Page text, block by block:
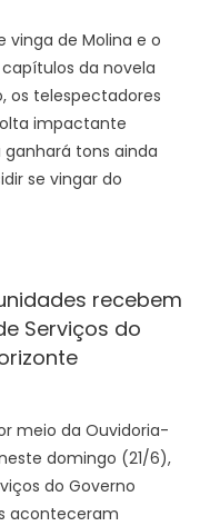
vinga de Molina e o
da novela
os telespectadores
impactante
tons ainda
se vingar do
recebem
Serviços do
meio da Ouvidoria-
domingo (21/6),
do Governo
aconteceram